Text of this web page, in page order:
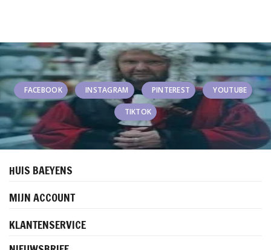
FACEBOOK INSTAGRAM PINTEREST YOUTUBE
TIKTOK
HUIS BAEYENS
MIJN ACCOUNT
KLANTENSERVICE